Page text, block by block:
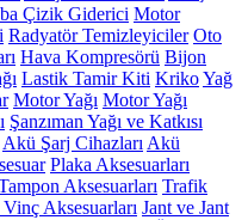
Çizik Giderici Motor
Radyatör Temizleyiciler Oto
Hava Kompresörü Bijon
Lastik Tamir Kiti KrikoYağ
Motor Yağı Motor Yağı
Şanzıman Yağı ve Katkısı
Akü Şarj Cihazları Akü
Plaka Aksesuarları
Aksesuarları Trafik
Aksesuarları Jant ve Jant